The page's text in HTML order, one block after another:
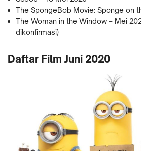
The SpongeBob Movie: Sponge on
The Woman in the Window – Mei
dikonfirmasi)
Daftar Film Juni 2020